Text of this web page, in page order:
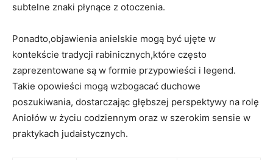
subtelne znaki płynące z otoczenia.
Ponadto,objawienia anielskie mogą być ujęte w
kontekście tradycji rabinicznych,które często
zaprezentowane są w formie przypowieści i legend.
Takie opowieści mogą wzbogacać duchowe
poszukiwania, dostarczając głębszej perspektywy na rolę
Aniołów w życiu codziennym oraz w szerokim sensie w
praktykach judaistycznych.